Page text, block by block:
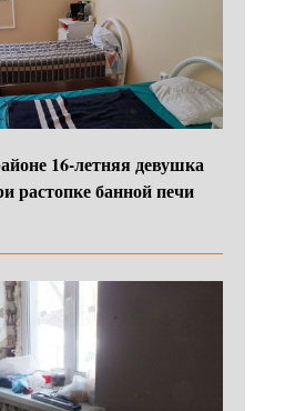
16‑летняя девушка
растопке банной печи